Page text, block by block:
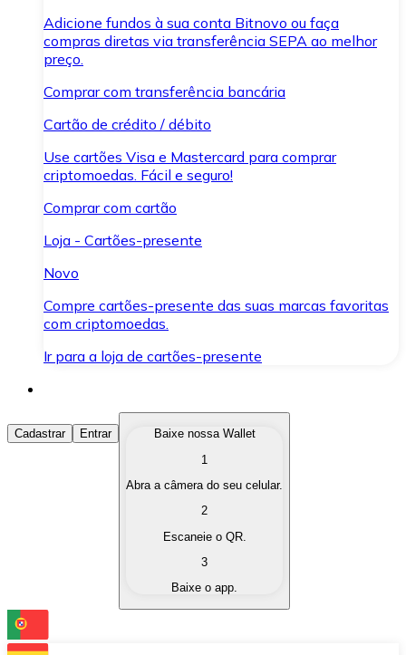
Adicione fundos à sua conta Bitnovo ou faça
compras diretas via transferência SEPA ao melhor
preço.
Comprar com transferência bancária
Cartão de crédito / débito
Use cartões Visa e Mastercard para comprar
criptomoedas. Fácil e seguro!
Comprar com cartão
Loja - Cartões-presente
Novo
Compre cartões-presente das suas marcas favoritas
com criptomoedas.
Ir para a loja de cartões-presente
Comprar Criptomoedas
Compre as criptomoedas de seu interesse de forma
Converta suas criptomoedas em moeda fiduciária
Troque uma criptomoeda por outra
Cadastrar Entrar
Baixe nossa Wallet
1
Abra a câmera do seu celular.
2
Escaneie o QR.
3
Baixe o app.